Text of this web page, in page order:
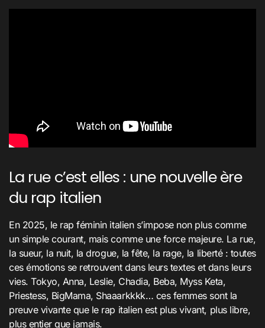
La rue c’est elles : une nouvelle ère
du rap italien
En 2025, le rap féminin italien s’impose non plus comme
un simple courant, mais comme une force majeure. La rue,
la sueur, la nuit, la drogue, la fête, la rage, la liberté : toutes
ces émotions se retrouvent dans leurs textes et dans leurs
vies. Tokyo, Anna, Leslie, Chadia, Beba, Myss Keta,
Priestess, BigMama, Shaaarkkkk… ces femmes sont la
preuve vivante que le rap italien est plus vivant, plus libre,
plus entier que jamais.